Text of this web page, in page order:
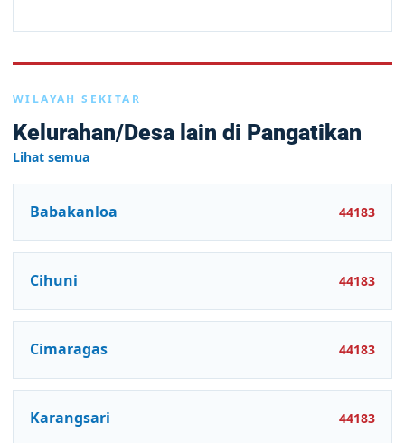
WILAYAH SEKITAR
Kelurahan/Desa lain di Pangatikan
Lihat semua
Babakanloa 44183
Cihuni 44183
Cimaragas 44183
Karangsari 44183